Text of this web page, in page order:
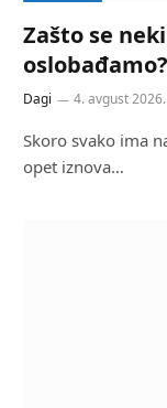
Zašto se
oslobađamo?
Dagi 4. avgust 2026.
Skoro svako ima
opet iznova…